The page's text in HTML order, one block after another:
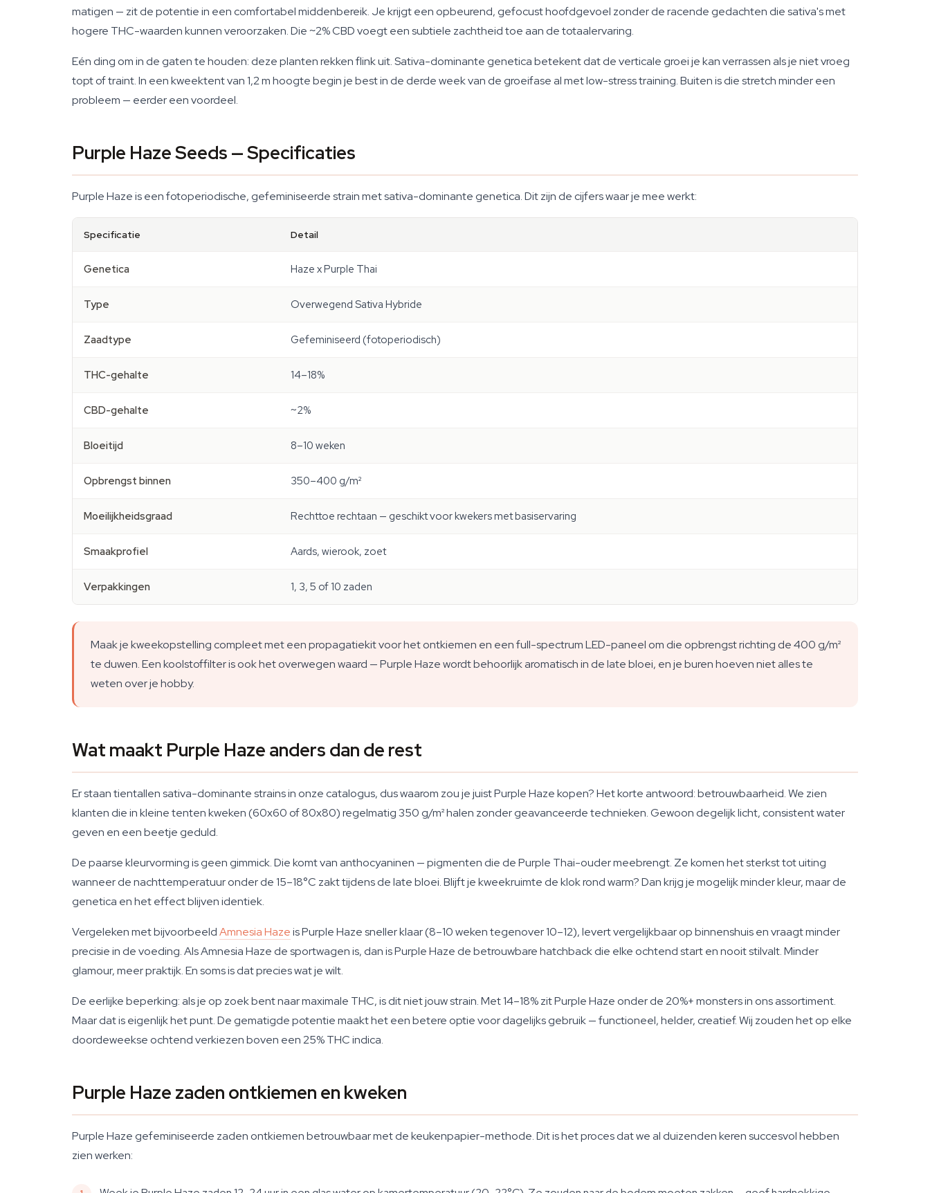
matigen — zit de potentie in een comfortabel middenbereik. Je krijgt een opbeurend, gefocust hoofdgevoel zonder de racende gedachten die sativa's met
hogere THC-waarden kunnen veroorzaken. Die ~2% CBD voegt een subtiele zachtheid toe aan de totaalervaring.
Eén ding om in de gaten te houden: deze planten rekken flink uit. Sativa-dominante genetica betekent dat de verticale groei je kan verrassen als je niet vroeg
topt of traint. In een kweektent van 1,2 m hoogte begin je best in de derde week van de groeifase al met low-stress training. Buiten is die stretch minder een
probleem — eerder een voordeel.
Purple Haze Seeds — Specificaties
Purple Haze is een fotoperiodische, gefeminiseerde strain met sativa-dominante genetica. Dit zijn de cijfers waar je mee werkt:
Specificatie Detail
Genetica Haze x Purple Thai
Type Overwegend Sativa Hybride
Zaadtype Gefeminiseerd (fotoperiodisch)
THC-gehalte 14–18%
CBD-gehalte ~2%
Bloeitijd 8–10 weken
Opbrengst binnen 350–400 g/m²
Moeilijkheidsgraad Rechttoe rechtaan — geschikt voor kwekers met basiservaring
Smaakprofiel Aards, wierook, zoet
Verpakkingen 1, 3, 5 of 10 zaden
Maak je kweekopstelling compleet met een propagatiekit voor het ontkiemen en een full-spectrum LED-paneel om die opbrengst richting de 400 g/m²
te duwen. Een koolstoffilter is ook het overwegen waard — Purple Haze wordt behoorlijk aromatisch in de late bloei, en je buren hoeven niet alles te
weten over je hobby.
Wat maakt Purple Haze anders dan de rest
Er staan tientallen sativa-dominante strains in onze catalogus, dus waarom zou je juist Purple Haze kopen? Het korte antwoord: betrouwbaarheid. We zien
klanten die in kleine tenten kweken (60x60 of 80x80) regelmatig 350 g/m² halen zonder geavanceerde technieken. Gewoon degelijk licht, consistent water
geven en een beetje geduld.
De paarse kleurvorming is geen gimmick. Die komt van anthocyaninen — pigmenten die de Purple Thai-ouder meebrengt. Ze komen het sterkst tot uiting
wanneer de nachttemperatuur onder de 15–18°C zakt tijdens de late bloei. Blijft je kweekruimte de klok rond warm? Dan krijg je mogelijk minder kleur, maar de
genetica en het effect blijven identiek.
Vergeleken met bijvoorbeeldAmnesia Hazeis Purple Haze sneller klaar (8–10 weken tegenover 10–12), levert vergelijkbaar op binnenshuis en vraagt minder
precisie in de voeding. Als Amnesia Haze de sportwagen is, dan is Purple Haze de betrouwbare hatchback die elke ochtend start en nooit stilvalt. Minder
glamour, meer praktijk. En soms is dat precies wat je wilt.
De eerlijke beperking: als je op zoek bent naar maximale THC, is dit niet jouw strain. Met 14–18% zit Purple Haze onder de 20%+ monsters in ons assortiment.
Maar dat is eigenlijk het punt. De gematigde potentie maakt het een betere optie voor dagelijks gebruik — functioneel, helder, creatief. Wij zouden het op elke
doordeweekse ochtend verkiezen boven een 25% THC indica.
Purple Haze zaden ontkiemen en kweken
Purple Haze gefeminiseerde zaden ontkiemen betrouwbaar met de keukenpapier-methode. Dit is het proces dat we al duizenden keren succesvol hebben
zien werken: